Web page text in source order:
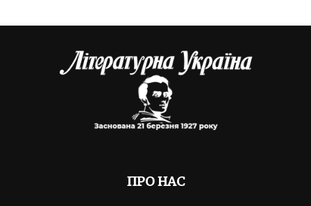
ПРО НАС